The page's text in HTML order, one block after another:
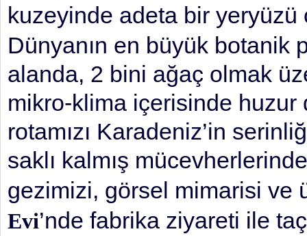
kuzeyinde adeta bir
Dünyanın en büyük botanik
alanda, 2 bini ağaç olmak
mikro-klima içerisinde huzur
rotamızı Karadeniz’in
saklı kalmış
gezimizi, görsel mimarisi ve
Evi’nde fabrika ziyareti ile